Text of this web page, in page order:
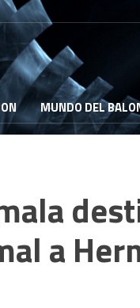
MUNDO DEL
a